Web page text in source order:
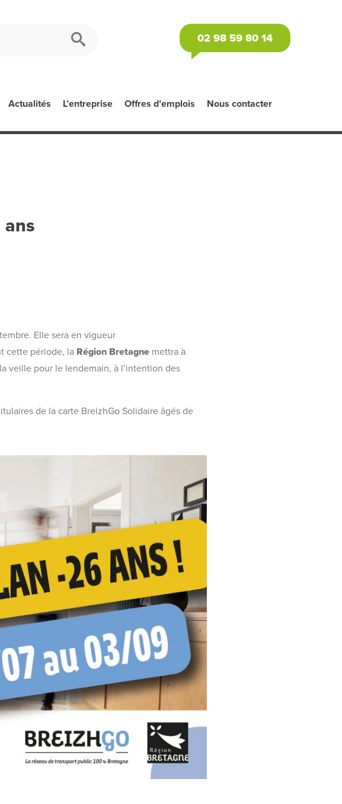
02 98 59 80 14
Actualités L’entreprise Offres d’emplois Nous contacter
ans
Elle sera en vigueur
cette période, la Région Bretagne mettra à
veille pour le lendemain, à l’intention des
de la carte BreizhGo Solidaire âgés de